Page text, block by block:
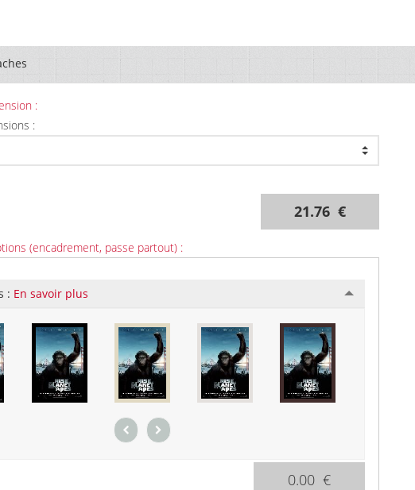
:
:
21.76 €
(encadrement, passe partout) :
: En savoir plus
0.00 €